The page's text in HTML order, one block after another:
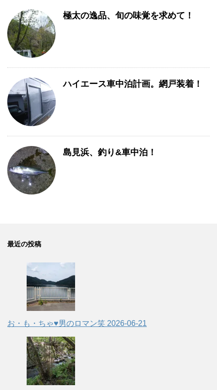
極太の逸品、旬の味覚を求めて！
ハイエース車中泊計画。網戸装着！
島見浜、釣り&車中泊！
最近の投稿
お・も・ちゃ♥男のロマン笑 2026-06-21